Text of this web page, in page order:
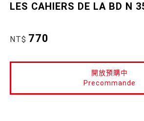
LES CAHIERS DE LA BD N
NT$ 770
開放預購中
Precommande